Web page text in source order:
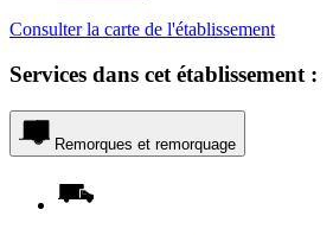
Consulter la carte de l'établissement
Services dans cet établissement :
Remorques et remorquage